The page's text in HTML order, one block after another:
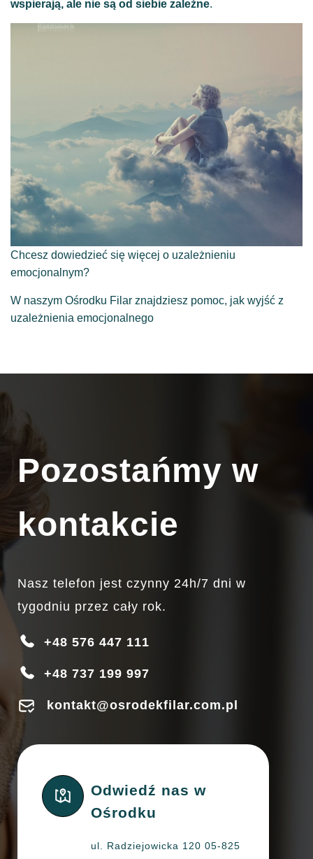
wspierają, ale nie są od siebie zależne.
Chcesz dowiedzieć się więcej o uzależnieniu
emocjonalnym?
W naszym Ośrodku Filar znajdziesz pomoc, jak wyjść z
uzależnienia emocjonalnego
Pozostańmy w
kontakcie
Nasz telefon jest czynny 24h/7 dni w
tygodniu przez cały rok.
+48 576 447 111
+48 737 199 997
kontakt@osrodekfilar.com.pl
Odwiedź nas w
Ośrodku
ul. Radziejowicka 120 05-825